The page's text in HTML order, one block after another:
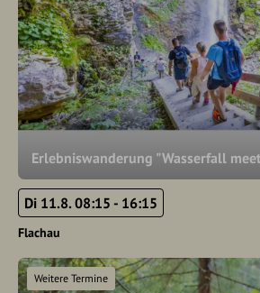
Erlebniswanderung "Wasserfall
Di 11.8. 08:15 - 16:15
Flachau
Weitere Termine